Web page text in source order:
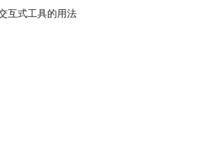
互式工具的用法